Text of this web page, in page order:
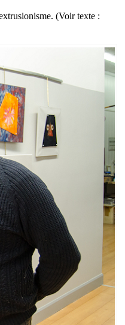
(Voir texte :